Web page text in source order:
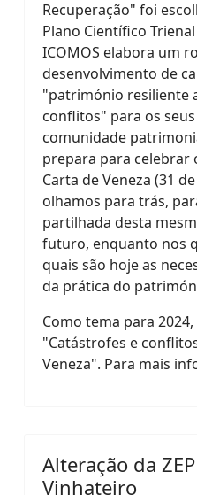
Recuperação" foi
Plano Científico
ICOMOS elabora um
desenvolvimento de
"património resiliente
conflitos" para os
comunidade
prepara para celebrar
Carta de Veneza (31
olhamos para trás,
partilhada desta
futuro, enquanto nos
quais são hoje as
da prática do
Como tema para
"Catástrofes e
Veneza". Para mais
Alteração da
Vinhateiro